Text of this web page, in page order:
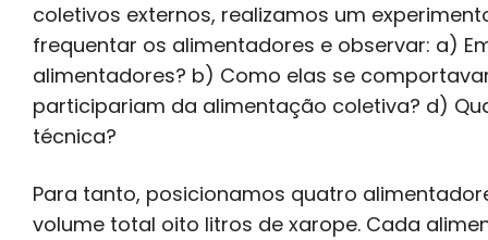
coletivos externos, realizamos um
frequentar os alimentadores e observar: a)
alimentadores? b) Como elas se
participariam da alimentação coletiva? d)
técnica?
Para tanto, posicionamos quatro
volume total oito litros de xarope. Cada